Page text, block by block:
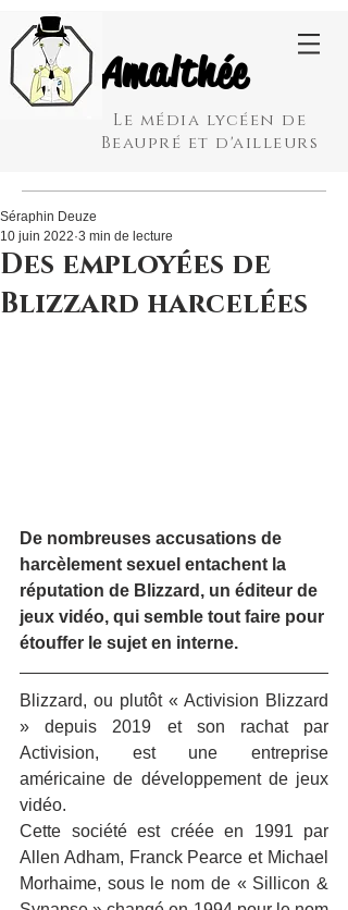
Amalthée
Le média lycéen de
Beaupré et d'ailleurs
Des employées de
Blizzard harcelées
Séraphin Deuze
10 juin 2022 3 min de lecture
De nombreuses accusations de
harcèlement sexuel entachent la
réputation de Blizzard, un éditeur de
jeux vidéo, qui semble tout faire pour
étouffer le sujet en interne.
Blizzard, ou plutôt « Activision Blizzard
» depuis 2019 et son rachat par
Activision, est une entreprise
américaine de développement de jeux
vidéo.
Cette société est créée en 1991 par
Allen Adham, Franck Pearce et Michael
Morhaime, sous le nom de « Sillicon &